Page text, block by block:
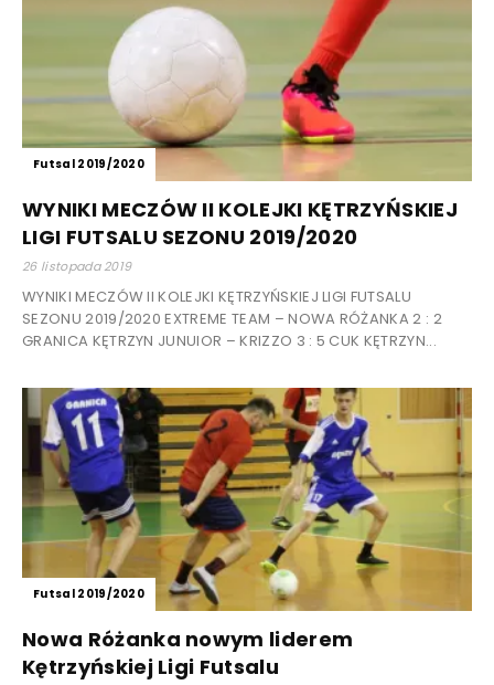
Futsal 2019/2020
WYNIKI MECZÓW II KOLEJKI KĘTRZYŃSKIEJ
LIGI FUTSALU SEZONU 2019/2020
26 listopada 2019
WYNIKI MECZÓW II KOLEJKI KĘTRZYŃSKIEJ LIGI FUTSALU
SEZONU 2019/2020 EXTREME TEAM – NOWA RÓŻANKA 2 : 2
GRANICA KĘTRZYN JUNUIOR – KRIZZO 3 : 5 CUK KĘTRZYN...
Futsal 2019/2020
Nowa Różanka nowym liderem
Kętrzyńskiej Ligi Futsalu